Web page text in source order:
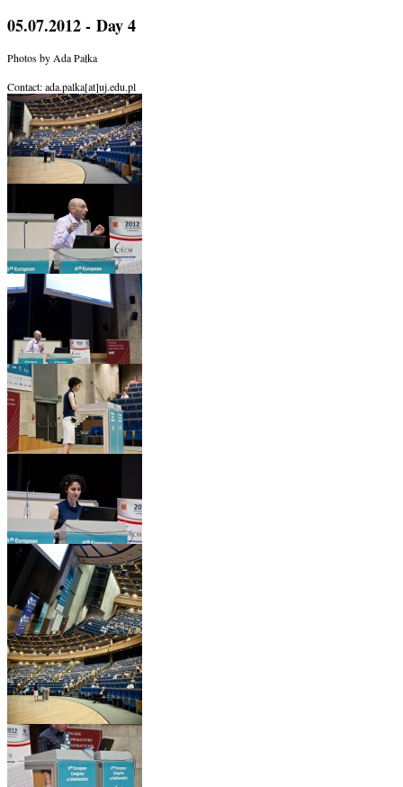
05.07.2012 - Day 4
Photos by Ada Pałka
Contact: ada.palka[at]uj.edu.pl